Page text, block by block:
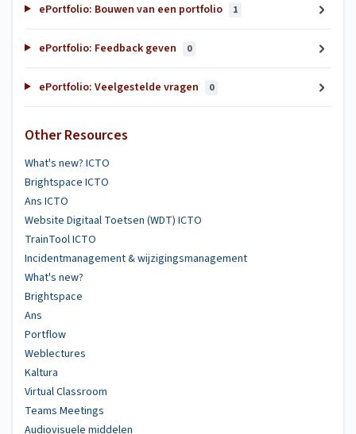
ePortfolio: Bouwen van een portfolio 1
ePortfolio: Feedback geven 0
ePortfolio: Veelgestelde vragen 0
Other Resources
What's new? ICTO
Brightspace ICTO
Ans ICTO
Website Digitaal Toetsen (WDT) ICTO
TrainTool ICTO
Incidentmanagement & wijzigingsmanagement
What's new?
Brightspace
Ans
Portflow
Weblectures
Kaltura
Virtual Classroom
Teams Meetings
Audiovisuele middelen